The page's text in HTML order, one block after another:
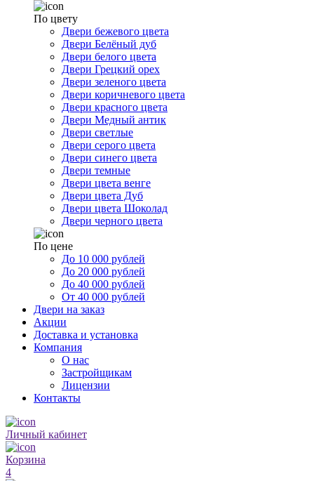
По цвету
Двери бежевого цвета
Двери Белёный дуб
Двери белого цвета
Двери Грецкий орех
Двери зеленого цвета
Двери коричневого цвета
Двери красного цвета
Двери Медный антик
Двери светлые
Двери серого цвета
Двери синего цвета
Двери темные
Двери цвета венге
Двери цвета Дуб
Двери цвета Шоколад
Двери черного цвета
По цене
До 10 000 рублей
До 20 000 рублей
До 40 000 рублей
От 40 000 рублей
Двери на заказ
Акции
Доставка и установка
Компания
О нас
Застройщикам
Лицензии
Контакты
Личный кабинет
Корзина
4